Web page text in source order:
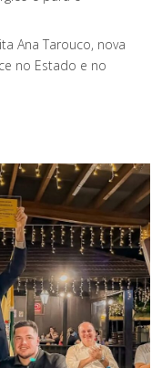
Ana Tarouco, nova
no Estado e no